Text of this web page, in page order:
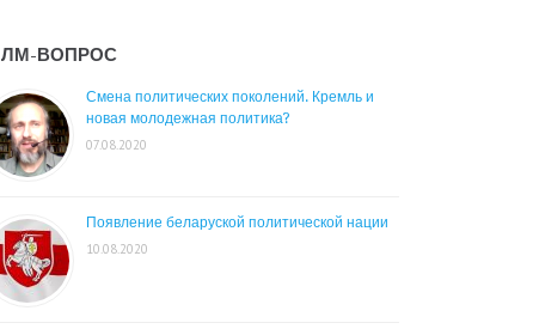
ЛМ-ВОПРОС
Смена политических поколений. Кремль и
новая молодежная политика?
07.08.2020
Появление беларуской политической нации
10.08.2020